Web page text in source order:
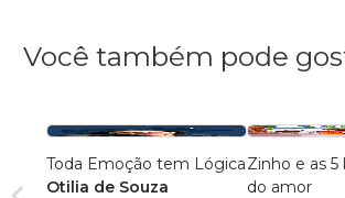
Você também pode
Toda Emoção tem Lógica
Otilia de Souza
Zinho e as
do amor